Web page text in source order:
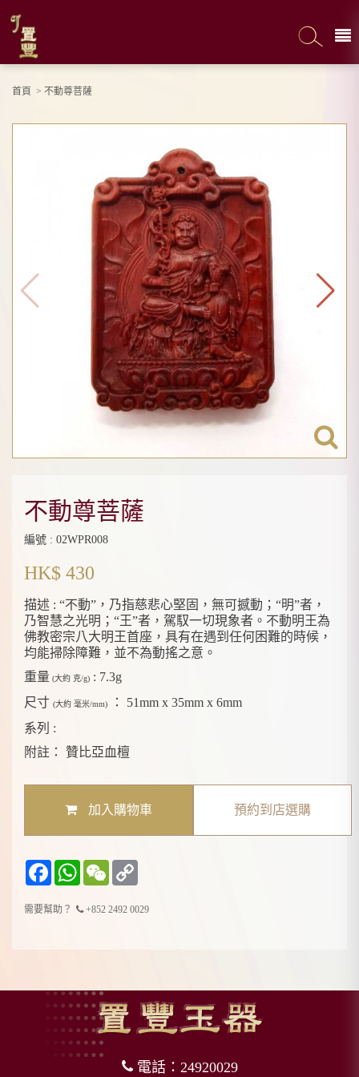
首頁 > 不動尊菩薩
不動尊菩薩
編號 : 02WPR008
HK$ 430
描述 : “不動”，乃指慈悲心堅固，無可撼動；“明”者，
乃智慧之光明；“王”者，駕馭一切現象者。不動明王為
佛教密宗八大明王首座，具有在遇到任何困難的時候，
均能掃除障難，並不為動搖之意。
重量 (大約 克/g) : 7.3g
尺寸 (大約 毫米/mm) ：
51mm x 35mm x 6mm
系列 :
附註：
贊比亞血檀
加入購物車 預約到店選購
FacebookWhatsApp
WeChat
需要幫助？ +852 2492 0029
電話：24920029